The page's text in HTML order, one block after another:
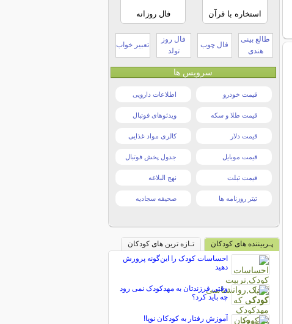
استخاره با قرآن فال روزانه
طالع بینی
هندی
فال چوب
فال روز
تولد
تعبیر خواب
سرویس ها
قیمت خودرو اطلاعات دارویی
قیمت طلا و سکه ویدئوهای فوتبال
قیمت دلار کالری مواد غذایی
قیمت موبایل جدول پخش فوتبال
قیمت تبلت نهج البلاغه
تیتر روزنامه ها صحیفه سجادیه
پـربیننده های کودکان
تـازه ترین های کودکان
احساسات کودک را این‌گونه پرورش
دهید
وقتی فرزندتان به مهدکودک نمی رود
چه باید کرد؟
آموزش رفتار به کودکان نوپا!